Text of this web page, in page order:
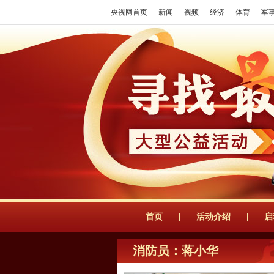
央视网首页 新闻 视频 经济 体育 军
首页 活动介绍 启
消防员：蒋小华